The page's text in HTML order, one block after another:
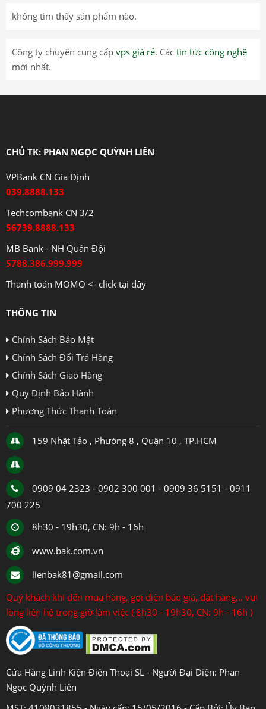
không tìm thấy sản phẩm nào.
Công ty chuyên cung cấp vps giá rẻ. Các tin tức công nghệ
mới nhất.
CHỦ TK: PHAN NGỌC QUỲNH LIÊN
VPBank CN Gia Định
039.8888.133
Techcombank CN 3/2
56739.8888.133
MB Bank - NH Quân Đội
5788.386.999.999
Thanh toán MOMO <- click tại đây
THÔNG TIN
Chính Sách Bảo Mật
Chính Sách Đổi Trả Hàng
Chính Sách Giao Hàng
Quy Định Bảo Hành
Phương Thức Thanh Toán
159 Nhật Tảo , Phường 8 , Quận 10 , TP.HCM
0909 04 2323 - 0902 300 001 - 0909 36 5151 - 0911
700 225
8h30 - 19h30, CN: 9h - 16h
www.bak.com.vn
lienbak81@gmail.com
Quý khách khi đến mua hàng, gọi điện báo giá, đặt hàng... vui
lòng liên hệ trong giờ làm việc ( 8h30 - 19h30, CN: 9h - 16h )
Cửa Hàng Linh Kiện Điện Thoại SL - Người Đại Diện: Phan
Ngọc Quỳnh Liên